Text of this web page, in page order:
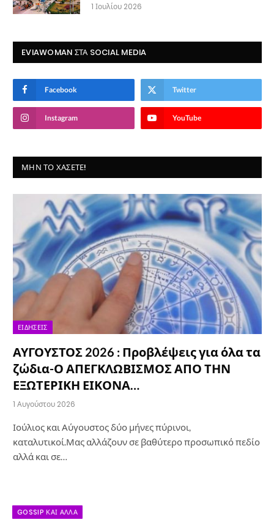
1 Ιουλίου 2026
EVIAWOMAN ΣΤΑ SOCIAL MEDIA
Facebook Twitter
Instagram YouTube
ΜΗΝ ΤΟ ΧΆΣΕΤΕ!
ΕΙΔΉΣΕΙΣ
ΑΥΓΟΥΣΤΟΣ 2026 : Προβλέψεις για όλα τα
ζώδια-Ο ΑΠΕΓΚΛΩΒΙΣΜΟΣ ΑΠΟ ΤΗΝ
ΕΞΩΤΕΡΙΚΗ ΕΙΚΟΝΑ…
1 Αυγούστου 2026
Ιούλιος και Αύγουστος δύο μήνες πύρινοι,
καταλυτικοί.Μας αλλάζουν σε βαθύτερο προσωπικό πεδίο
αλλά και σε…
GOSSIP ΚΑΙ ΆΛΛΑ